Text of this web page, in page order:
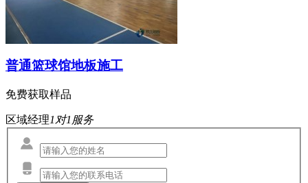
普通篮球馆地板施工
免费获取样品
区域经理1对1服务